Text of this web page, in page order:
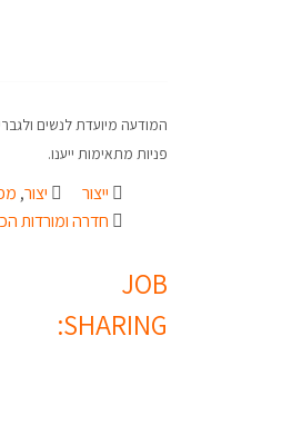
המודעה מיועדת לנשים
פניות מתאימות ייענו.
ייצור יצור,
חדרה ומורדות
JOB
SHARING: